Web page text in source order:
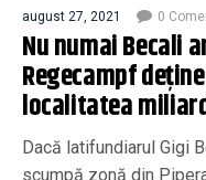
august 27, 2021 0
Nu numai Becali
Regecampf
localitatea
Dacă latifundiarul Gigi
scumpă zonă din